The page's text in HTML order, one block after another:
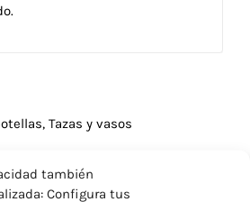
también
Configura tus
, Tazas y vasos